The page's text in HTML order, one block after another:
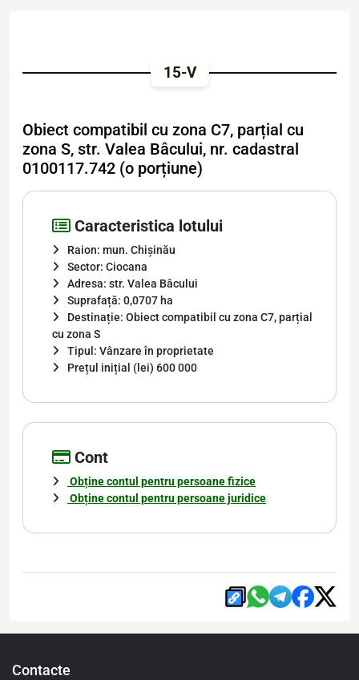
15-V
Obiect compatibil cu zona C7, parțial cu
zona S, str. Valea Bâcului, nr. cadastral
0100117.742 (o porțiune)
Caracteristica lotului
Raion: mun. Chișinău
Sector: Ciocana
Adresa: str. Valea Bâcului
Suprafață: 0,0707 ha
Destinație: Obiect compatibil cu zona C7, parțial
cu zona S
Tipul: Vânzare în proprietate
Prețul inițial (lei) 600 000
Cont
Obține contul pentru persoane fizice
Obține contul pentru persoane juridice
Contacte